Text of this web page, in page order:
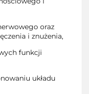
oraz
i znużenia,
funkcji
układu